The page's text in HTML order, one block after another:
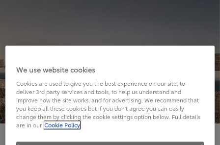
We use website cookies
Cookies are used to give you the best experience on our site, to
deliver 3rd party services and tools, to help us understand and
improve how the site works, and for advertising. We recommend that
you keep all these cookies but if you don't agree you can easily
change them by clicking the cookie settings option below. Full details
are in our Cookie Policy